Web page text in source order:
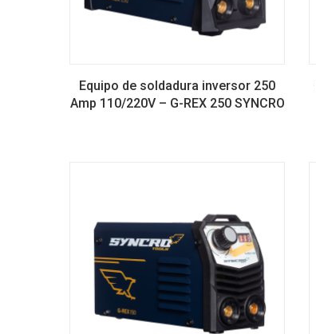
Equipo de soldadura inversor 250
Amp 110/220V – G-REX 250 SYNCRO